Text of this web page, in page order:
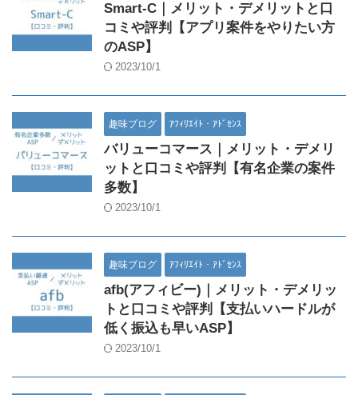
Smart-C｜メリット・デメリットと口
コミや評判【アプリ案件をやりたい方
のASP】
2023/10/1
趣味ブログ ｱﾌｨﾘｴｲﾄ・ｱﾄﾞｾﾝｽ
バリューコマース｜メリット・デメリ
ットと口コミや評判【有名企業の案件
多数】
2023/10/1
趣味ブログ ｱﾌｨﾘｴｲﾄ・ｱﾄﾞｾﾝｽ
afb(アフィビー)｜メリット・デメリッ
トと口コミや評判【支払いハードルが
低く振込も早いASP】
2023/10/1